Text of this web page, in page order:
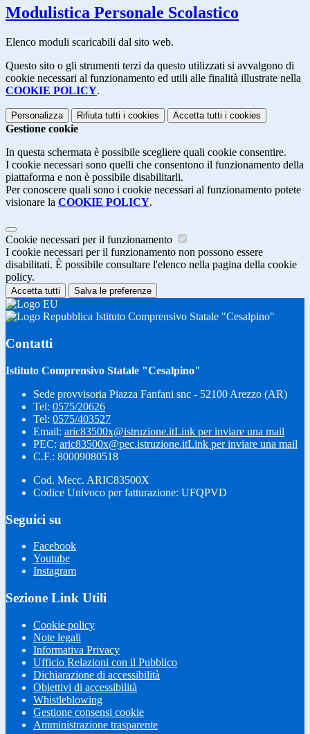
Modulistica Personale Scolastico
Elenco moduli scaricabili dal sito web.
Questo sito o gli strumenti terzi da questo utilizzati si avvalgono di
cookie necessari al funzionamento ed utili alle finalità illustrate nella
COOKIE POLICY.
Personalizza Rifiuta tutti i cookies Accetta tutti i cookies
Gestione cookie
In questa schermata è possibile scegliere quali cookie consentire.
I cookie necessari sono quelli che consentono il funzionamento della
piattaforma e non è possibile disabilitarli.
Per conoscere quali sono i cookie necessari al funzionamento potete
visionare la COOKIE POLICY.
Cookie necessari per il funzionamento
I cookie necessari per il funzionamento non possono essere
disabilitati. È possibile consultare l'elenco nella pagina della cookie
policy.
Accetta tutti Salva le preferenze
Istituto Comprensivo Statale "Cesalpino"
Contatti
Istituto Comprensivo Statale "Cesalpino"
Sede provvisoria Piazza Fanfani snc - 52100 Arezzo (AR)
Tel: 0575/20626
Tel: 0575/403527
Email: aric83500x@istruzione.itLink per inviare una mail
PEC: aric83500x@pec.istruzione.itLink per inviare una mail
C.F.: 80009080518
Cod. Mecc. ARIC83500X
Codice Univoco per fatturazione: UFQPVD
Seguici su
Facebook
Youtube
Instagram
Sezione Link Utili
Cookie policy
Note legali
Informativa Privacy
Ufficio Relazioni con il Pubblico
Dichiarazione di accessibilità
Obiettivi di accessibilità
Whistleblowing
Gestione consensi cookie
Amministrazione trasparente